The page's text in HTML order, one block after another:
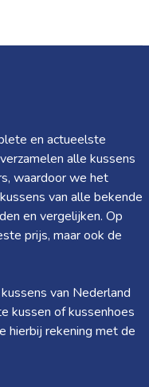
en actueelste
alle kussens
waardoor we het
van alle bekende
en vergelijken. Op
prijs, maar ook de
van Nederland
kussen of kussenhoes
hierbij rekening met de